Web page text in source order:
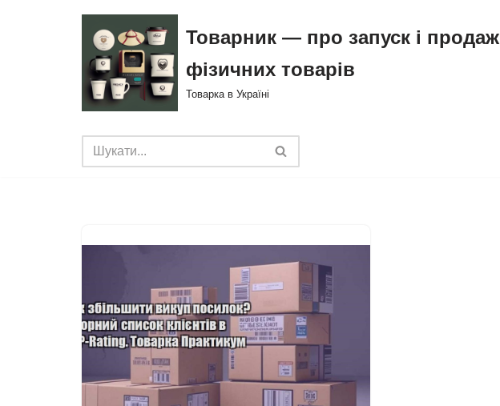
Товарник — про запуск і продаж
фізичних товарів
Товарка в Україні